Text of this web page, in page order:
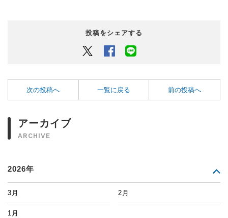
投稿をシェアする
Twitter Facebook
次の投稿へ 一覧に戻る 前の投稿へ
アーカイブ
ARCHIVE
2026年
3月 2月
1月